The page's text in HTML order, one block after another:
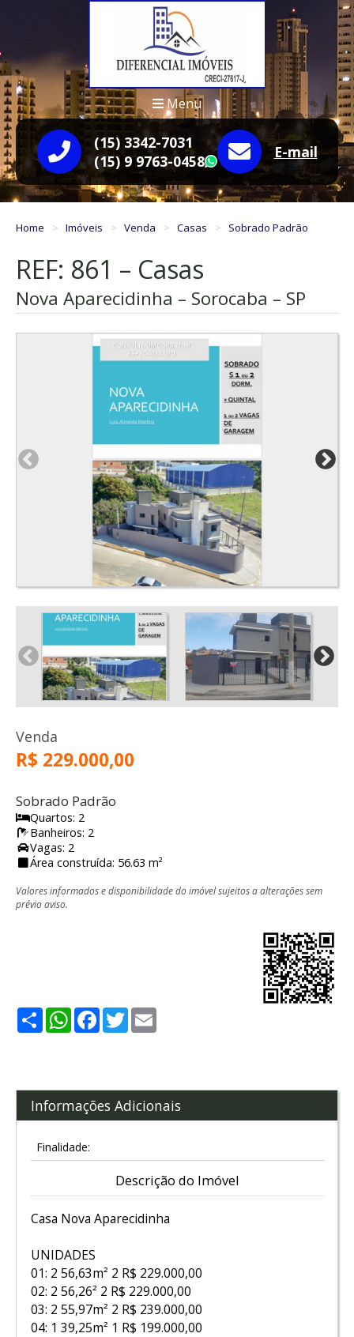
Menu
(15) 3342-7031
(15) 9 9763-0458
WhatsApp
E-mail
Home Imóveis Venda Casas Sobrado Padrão
REF: 861 – Casas
Nova Aparecidinha – Sorocaba – SP
Venda
R$ 229.000,00
Sobrado Padrão
Quartos: 2
Banheiros: 2
Vagas: 2
Área construída: 56.63 m²
Valores informados e disponibilidade do imóvel sujeitos a alterações sem
prévio aviso.
ShareWhatsApp
Facebook
Twitter
Informações Adicionais
Finalidade:
Descrição do Imóvel
Casa Nova Aparecidinha
UNIDADES
01: 2 56,63m² 2 R$ 229.000,00
02: 2 56,26² 2 R$ 229.000,00
03: 2 55,97m² 2 R$ 239.000,00
04: 1 39,25m² 1 R$ 199.000,00